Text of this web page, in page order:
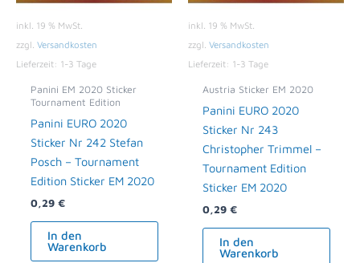
inkl. 19 % MwSt.
zzgl. Versandkosten
Lieferzeit: 1-3 Tage
Panini EM 2020 Sticker
Tournament Edition
Panini EURO 2020
Sticker Nr 242 Stefan
Posch – Tournament
Edition Sticker EM 2020
0,29 €
In den
Warenkorb
inkl. 19 % MwSt.
zzgl. Versandkosten
Lieferzeit: 1-3 Tage
Austria Sticker EM 2020
Panini EURO 2020
Sticker Nr 243
Christopher Trimmel –
Tournament Edition
Sticker EM 2020
0,29 €
In den
Warenkorb